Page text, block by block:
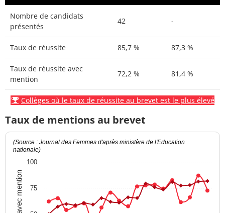
Nombre de candidats
présentés
42 -
Taux de réussite 85,7 % 87,3 %
Taux de réussite avec
mention
72,2 % 81,4 %
Collèges où le taux de réussite au brevet est le plus élevé
Taux de mentions au brevet
(Source : Journal des Femmes d'après ministère de l'Education
nationale)
75
100